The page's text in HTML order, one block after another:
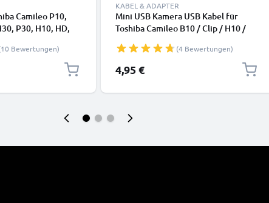
Camileo P10,
P30, H10, HD,
Bewertungen)
KABEL & ADAPTER
Mini USB Kamera USB Kabel für
Toshiba Camileo B10 / Clip / H10 /
S10 / S20 Video-/ Fotokameras -
Datenkabel 2.0, PVC Ladekabel
(4 Bewertungen)
4,95 €